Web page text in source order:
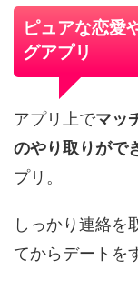
ピュアな恋愛
グアプリ
アプリ上でマッ
のやり取りがで
プリ。
しっかり連絡を
てからデートを